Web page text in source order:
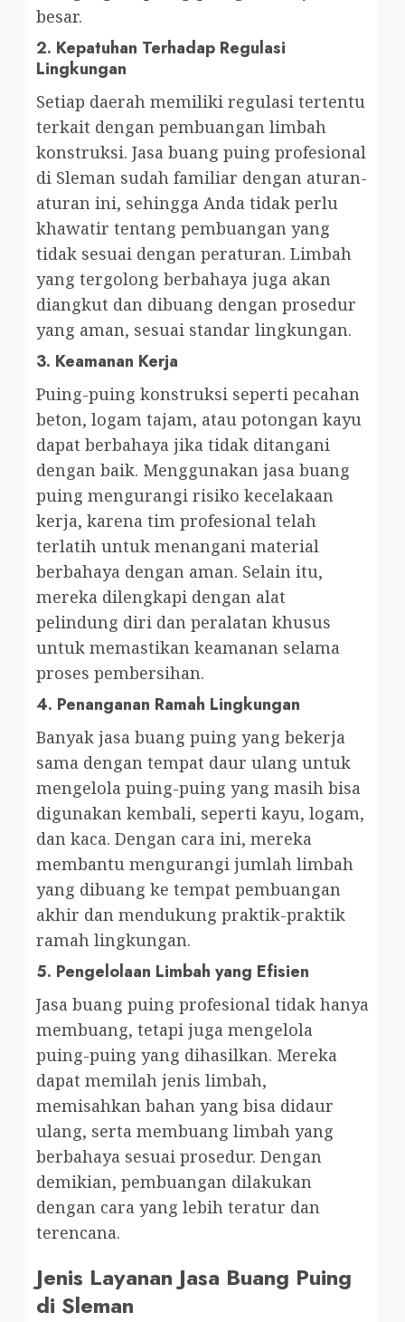
besar.
2. Kepatuhan Terhadap Regulasi
Lingkungan
Setiap daerah memiliki regulasi tertentu
terkait dengan pembuangan limbah
konstruksi. Jasa buang puing profesional
di Sleman sudah familiar dengan aturan-
aturan ini, sehingga Anda tidak perlu
khawatir tentang pembuangan yang
tidak sesuai dengan peraturan. Limbah
yang tergolong berbahaya juga akan
diangkut dan dibuang dengan prosedur
yang aman, sesuai standar lingkungan.
3. Keamanan Kerja
Puing-puing konstruksi seperti pecahan
beton, logam tajam, atau potongan kayu
dapat berbahaya jika tidak ditangani
dengan baik. Menggunakan jasa buang
puing mengurangi risiko kecelakaan
kerja, karena tim profesional telah
terlatih untuk menangani material
berbahaya dengan aman. Selain itu,
mereka dilengkapi dengan alat
pelindung diri dan peralatan khusus
untuk memastikan keamanan selama
proses pembersihan.
4. Penanganan Ramah Lingkungan
Banyak jasa buang puing yang bekerja
sama dengan tempat daur ulang untuk
mengelola puing-puing yang masih bisa
digunakan kembali, seperti kayu, logam,
dan kaca. Dengan cara ini, mereka
membantu mengurangi jumlah limbah
yang dibuang ke tempat pembuangan
akhir dan mendukung praktik-praktik
ramah lingkungan.
5. Pengelolaan Limbah yang Efisien
Jasa buang puing profesional tidak hanya
membuang, tetapi juga mengelola
puing-puing yang dihasilkan. Mereka
dapat memilah jenis limbah,
memisahkan bahan yang bisa didaur
ulang, serta membuang limbah yang
berbahaya sesuai prosedur. Dengan
demikian, pembuangan dilakukan
dengan cara yang lebih teratur dan
terencana.
Jenis Layanan Jasa Buang Puing
di Sleman